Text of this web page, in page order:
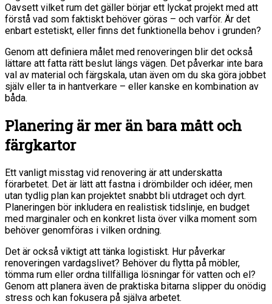
Oavsett vilket rum det gäller börjar ett lyckat projekt med att
förstå vad som faktiskt behöver göras – och varför. Är det
enbart estetiskt, eller finns det funktionella behov i grunden?
Genom att definiera målet med renoveringen blir det också
lättare att fatta rätt beslut längs vägen. Det påverkar inte bara
val av material och färgskala, utan även om du ska göra jobbet
själv eller ta in hantverkare – eller kanske en kombination av
båda.
Planering är mer än bara mått och
färgkartor
Ett vanligt misstag vid renovering är att underskatta
förarbetet. Det är lätt att fastna i drömbilder och idéer, men
utan tydlig plan kan projektet snabbt bli utdraget och dyrt.
Planeringen bör inkludera en realistisk tidslinje, en budget
med marginaler och en konkret lista över vilka moment som
behöver genomföras i vilken ordning.
Det är också viktigt att tänka logistiskt. Hur påverkar
renoveringen vardagslivet? Behöver du flytta på möbler,
tömma rum eller ordna tillfälliga lösningar för vatten och el?
Genom att planera även de praktiska bitarna slipper du onödig
stress och kan fokusera på själva arbetet.